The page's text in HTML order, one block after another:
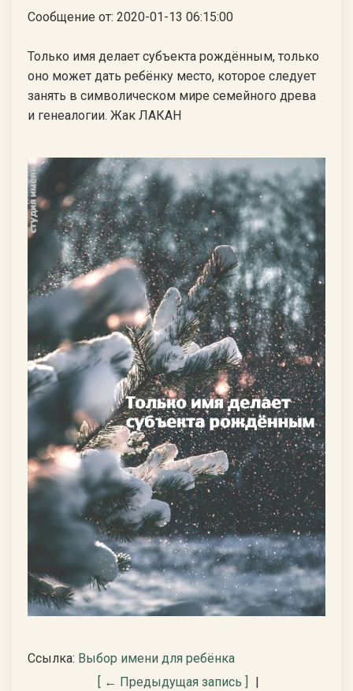
Сообщение от: 2020-01-13 06:15:00
Только имя делает субъекта рождённым, только
оно может дать ребёнку место, которое следует
занять в символическом мире семейного древа
и генеалогии. Жак ЛАКАН
Ссылка: Выбор имени для ребёнка
[ ← Предыдущая запись ]
|